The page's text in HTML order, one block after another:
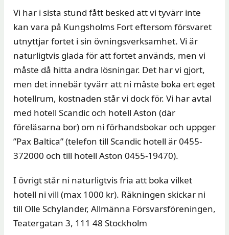
Vi har i sista stund fått besked att vi tyvärr inte
kan vara på Kungsholms Fort eftersom försvaret
utnyttjar fortet i sin övningsverksamhet. Vi är
naturligtvis glada för att fortet används, men vi
måste då hitta andra lösningar. Det har vi gjort,
men det innebär tyvärr att ni måste boka ert eget
hotellrum, kostnaden står vi dock för. Vi har avtal
med hotell Scandic och hotell Aston (där
föreläsarna bor) om ni förhandsbokar och uppger
”Pax Baltica” (telefon till Scandic hotell är 0455-
372000 och till hotell Aston 0455-19470).
I övrigt står ni naturligtvis fria att boka vilket
hotell ni vill (max 1000 kr). Räkningen skickar ni
till Olle Schylander, Allmänna Försvarsföreningen,
Teatergatan 3, 111 48 Stockholm